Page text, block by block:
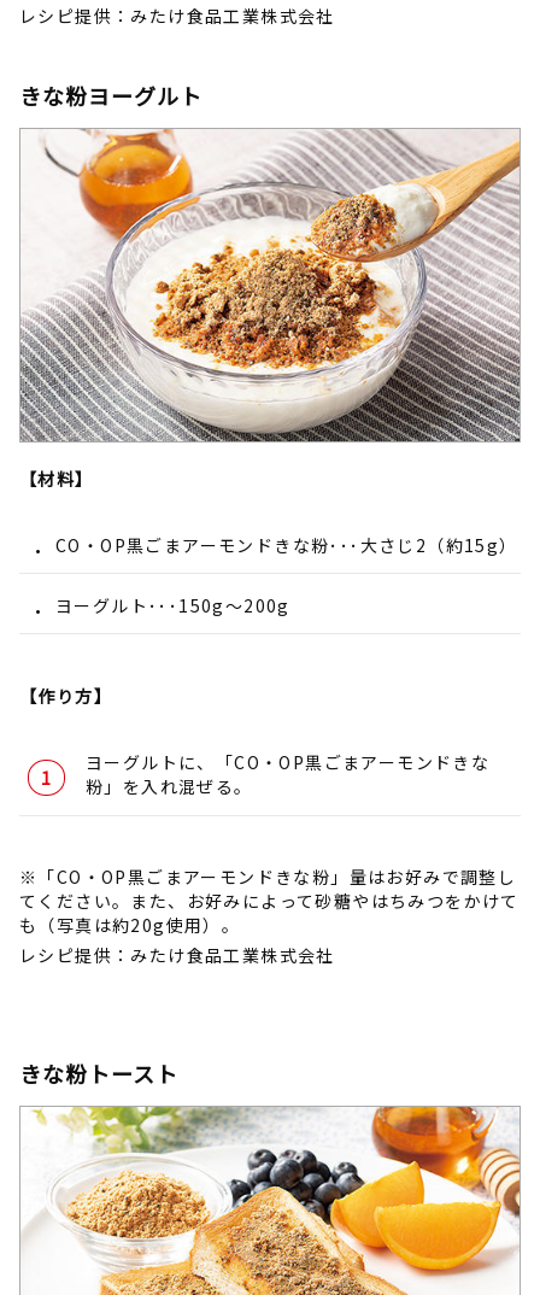
レシピ提供：みたけ食品工業株式会社
きな粉ヨーグルト
【材料】
CO・OP黒ごまアーモンドきな粉･･･大さじ2（約15g）
ヨーグルト･･･150g～200g
【作り方】
ヨーグルトに、「CO・OP黒ごまアーモンドきな
粉」を入れ混ぜる。
※「CO・OP黒ごまアーモンドきな粉」量はお好みで調整し
てください。また、お好みによって砂糖やはちみつをかけて
も（写真は約20g使用）。
レシピ提供：みたけ食品工業株式会社
きな粉トースト